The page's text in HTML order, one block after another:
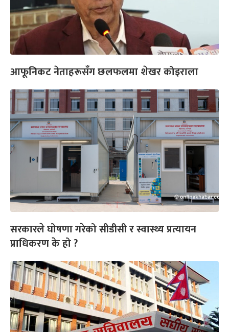
आफूनिकट नेताहरूसँग छलफलमा शेखर कोइराला
सरकारले घोषणा गरेको सीडीसी र स्वास्थ्य प्रत्यायन
प्राधिकरण के हो ?